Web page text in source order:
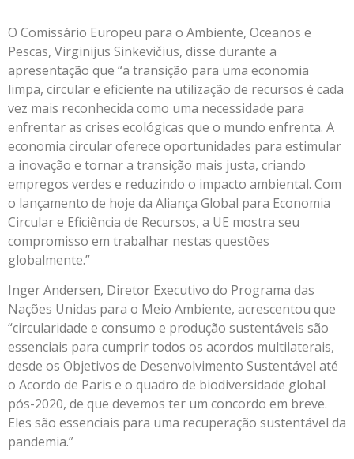
O Comissário Europeu para o Ambiente, Oceanos e
Pescas, Virginijus Sinkevičius, disse durante a
apresentação que “a transição para uma economia
limpa, circular e eficiente na utilização de recursos é cada
vez mais reconhecida como uma necessidade para
enfrentar as crises ecológicas que o mundo enfrenta. A
economia circular oferece oportunidades para estimular
a inovação e tornar a transição mais justa, criando
empregos verdes e reduzindo o impacto ambiental. Com
o lançamento de hoje da Aliança Global para Economia
Circular e Eficiência de Recursos, a UE mostra seu
compromisso em trabalhar nestas questões
globalmente.”
Inger Andersen, Diretor Executivo do Programa das
Nações Unidas para o Meio Ambiente, acrescentou que
“circularidade e consumo e produção sustentáveis ​​são
essenciais para cumprir todos os acordos multilaterais,
desde os Objetivos de Desenvolvimento Sustentável até
o Acordo de Paris e o quadro de biodiversidade global
pós-2020, de que devemos ter um concordo em breve.
Eles são essenciais para uma recuperação sustentável da
pandemia.”